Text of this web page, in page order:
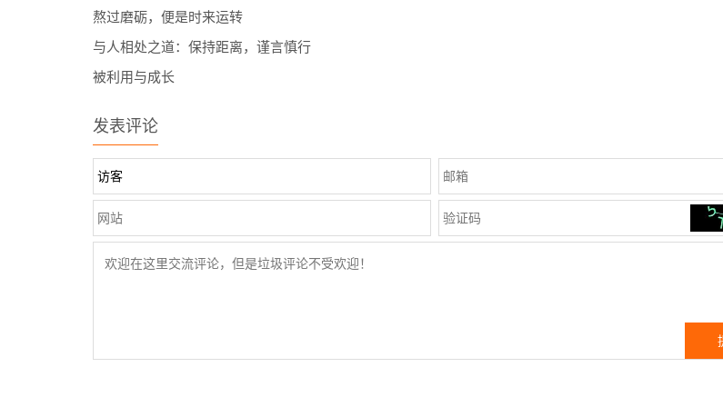
熬过磨砺，便是时来运转
与人相处之道：保持距离，谨言慎行
被利用与成长
发表评论